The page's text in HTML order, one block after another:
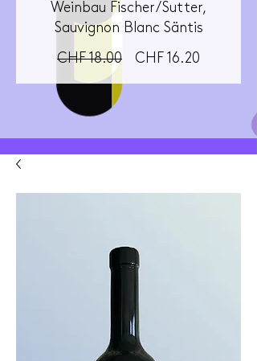
Weinbau Fischer/Sutter,
Sauvignon Blanc Säntis
CHF 18.00 Standardpreis
CHF 16.20